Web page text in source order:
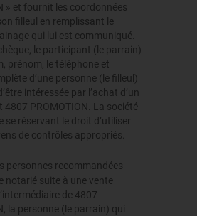
» et fournit les coordonnées
filleul en remplissant le
qui lui est communiqué.
le participant (le parrain)
prénom, le téléphone et
d’une personne (le filleul)
intéressée par l’achat d’un
4807 PROMOTION. La société
se réservant le droit d’utiliser
de contrôles appropriés.
personnes recommandées
notarié suite à une vente
de 4807
la personne (le parrain) qui